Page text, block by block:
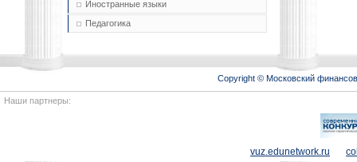
Иностранные языки
Педагогика
Copyright © Московский
Наши партнеры:
vuz.edunetwork.ru